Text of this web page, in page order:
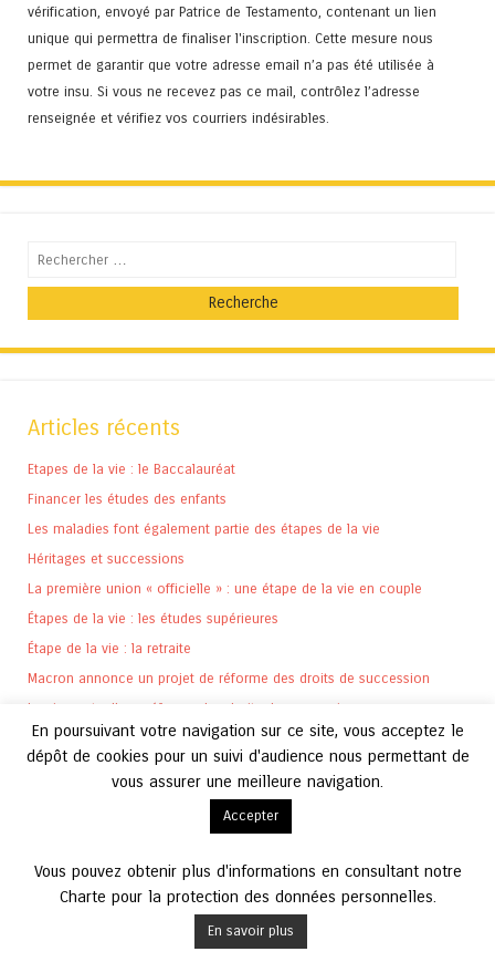
vérification, envoyé par Patrice de Testamento, contenant un lien
unique qui permettra de finaliser l'inscription. Cette mesure nous
permet de garantir que votre adresse email n’a pas été utilisée à
votre insu. Si vous ne recevez pas ce mail, contrôlez l’adresse
renseignée et vérifiez vos courriers indésirables.
Recherche
Articles récents
Etapes de la vie : le Baccalauréat
Financer les études des enfants
Les maladies font également partie des étapes de la vie
Héritages et successions
La première union « officielle » : une étape de la vie en couple
Étapes de la vie : les études supérieures
Étape de la vie : la retraite
Macron annonce un projet de réforme des droits de succession
Les impacts d’une réforme des droits de succession
Etapes de la vie : la naissance
Etapes de la vie : le premier investissement
Étapes de la vie : le premier achat immobilier
La 1ère donation : une étape clef de la vie
En poursuivant votre navigation sur ce site, vous acceptez le
dépôt de cookies pour un suivi d'audience nous permettant de
vous assurer une meilleure navigation.
Accepter
Vous pouvez obtenir plus d'informations en consultant notre
Charte pour la protection des données personnelles.
En savoir plus